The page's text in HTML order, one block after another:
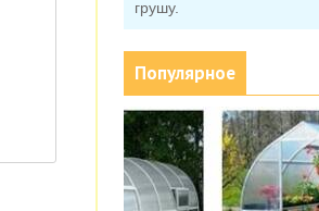
грушу.
Популярное